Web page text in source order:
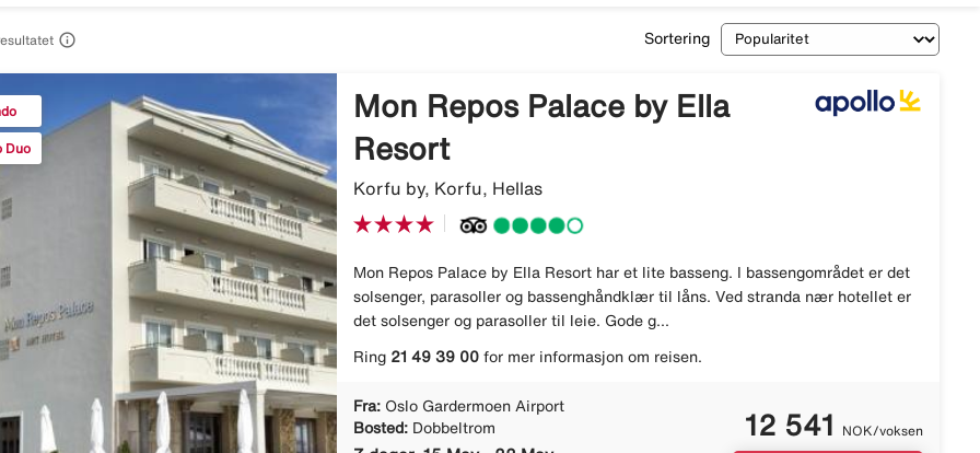
 Sortering
Duo
Mon Repos Palace by Ella
Resort
Korfu by, Korfu, Hellas
Mon Repos Palace by Ella Resort har et lite basseng. I bassengområdet er det
solsenger, parasoller og bassenghåndklær til låns. Ved stranda nær hotellet er
det solsenger og parasoller til leie. Gode g...
Ring 21 49 39 00for mer informasjon om reisen.
Fra: Oslo Gardermoen Airport
Bosted: Dobbeltrom 12 541 NOK/voksen